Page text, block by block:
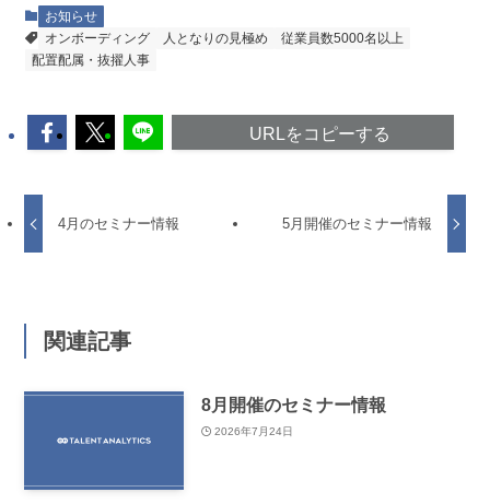
お知らせ
オンボーディング
人となりの見極め
従業員数5000名以上
配置配属・抜擢人事
URLをコピーする
4月のセミナー情報 5月開催のセミナー情報
関連記事
8月開催のセミナー情報
2026年7月24日